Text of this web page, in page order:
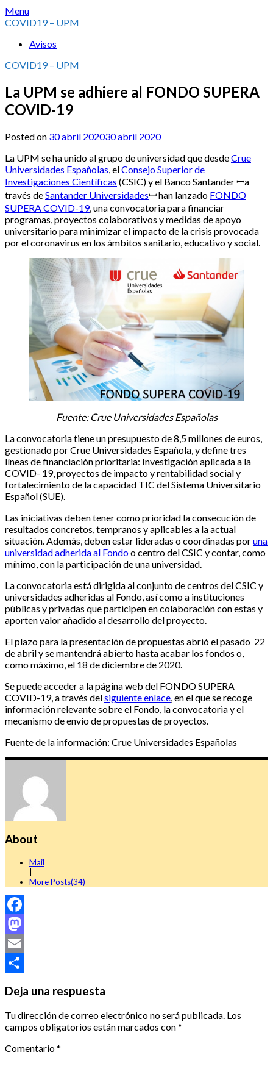
Skip
to
Menu
COVID19 – UPM
Avisos
COVID19 – UPM
La UPM se adhiere al FONDO SUPERA
COVID-19
Posted on 30 abril 202030 abril 2020
La UPM se ha unido al grupo de universidad que desdeCrue
Universidades Españolas, elConsejo Superior de
Investigaciones Científicas (CSIC) y el Banco Santander ꟷa
través deSantander Universidadesꟷ han lanzado FONDO
SUPERA COVID-19, una convocatoria para financiar
programas, proyectos colaborativos y medidas de apoyo
universitario para minimizar el impacto de la crisis provocada
por el coronavirus en los ámbitos sanitario, educativo y social.
Fuente: Crue Universidades Españolas
La convocatoria tiene un presupuesto de 8,5 millones de euros,
gestionado por Crue Universidades Española, y define tres
líneas de financiación prioritaria: Investigación aplicada a la
COVID- 19, proyectos de impacto y rentabilidad social y
fortalecimiento de la capacidad TIC del Sistema Universitario
Español (SUE).
Las iniciativas deben tener como prioridad la consecución de
resultados concretos, tempranos y aplicables a la actual
situación. Además, deben estar lideradas o coordinadas poruna
universidad adherida al Fondoo centro del CSIC y contar, como
mínimo, con la participación de una universidad.
La convocatoria está dirigida al conjunto de centros del CSIC y
universidades adheridas al Fondo, así como a instituciones
públicas y privadas que participen en colaboración con estas y
aporten valor añadido al desarrollo del proyecto.
El plazo para la presentación de propuestas abrió el pasado 22
de abril y se mantendrá abierto hasta acabar los fondos o,
como máximo, el 18 de diciembre de 2020.
Se puede acceder a la página web del FONDO SUPERA
COVID-19, a través delsiguiente enlace, en el que se recoge
información relevante sobre el Fondo, la convocatoria y el
mecanismo de envío de propuestas de proyectos.
Fuente de la información: Crue Universidades Españolas
About
Mail
More Posts(34)
Facebook
Mastodon
Email
Deja una respuesta
Tu dirección de correo electrónico no será publicada. Los
campos obligatorios están marcados con*
Comentario*